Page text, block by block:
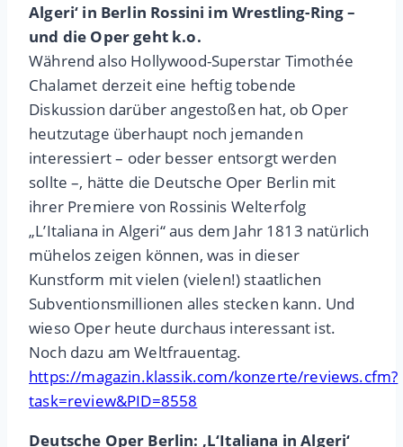
Algeri‘ in Berlin Rossini im Wrestling-Ring –
und die Oper geht k.o.
Während also Hollywood-Superstar Timothée
Chalamet derzeit eine heftig tobende
Diskussion darüber angestoßen hat, ob Oper
heutzutage überhaupt noch jemanden
interessiert – oder besser entsorgt werden
sollte –, hätte die Deutsche Oper Berlin mit
ihrer Premiere von Rossinis Welterfolg
„L’Italiana in Algeri“ aus dem Jahr 1813 natürlich
mühelos zeigen können, was in dieser
Kunstform mit vielen (vielen!) staatlichen
Subventionsmillionen alles stecken kann. Und
wieso Oper heute durchaus interessant ist.
Noch dazu am Weltfrauentag.
https://magazin.klassik.com/konzerte/reviews.cfm?
task=review&PID=8558
Deutsche Oper Berlin: ‚L‘Italiana in Algeri‘